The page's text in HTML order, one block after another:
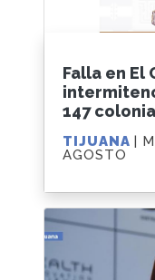
Falla en El
147
TIJUANA |
AGOSTO